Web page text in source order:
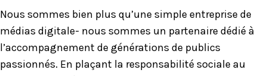
Nous sommes bien plus qu’une simple entreprise de
médias digitale- nous sommes un partenaire dédié à
l’accompagnement de générations de publics
passionnés. En plaçant la responsabilité sociale au